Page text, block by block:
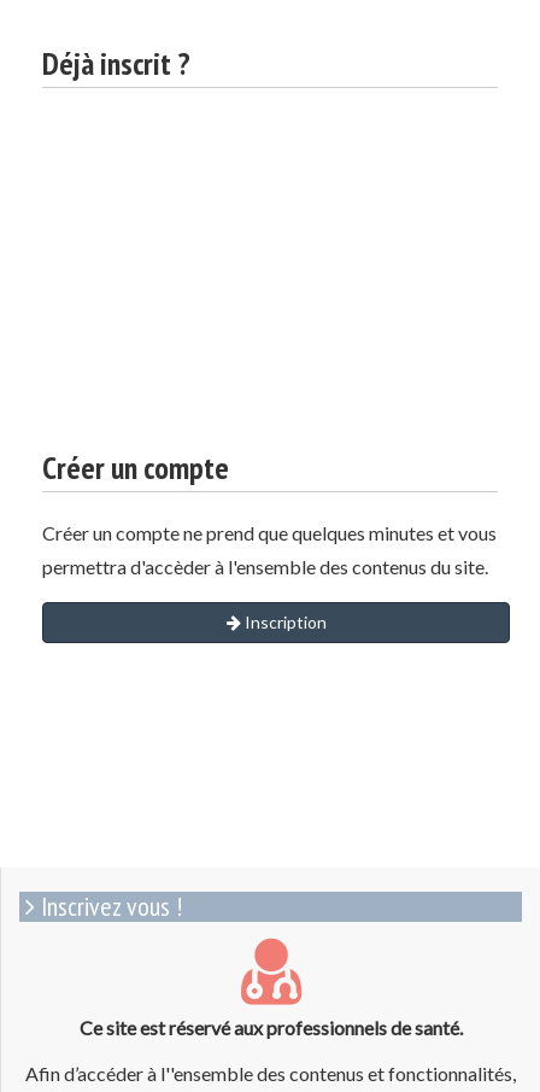
Déjà inscrit ?
Créer un compte
Créer un compte ne prend que quelques minutes et vous
permettra d'accèder à l'ensemble des contenus du site.
Inscription
Inscrivez vous !
Ce site est réservé aux professionnels de santé.
Afin d’accéder à l''ensemble des contenus et fonctionnalités,